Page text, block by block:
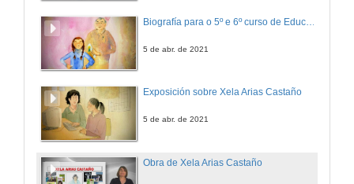
5 de abr. de 2021
Exposición sobre Xela Arias Castaño
5 de abr. de 2021
Obra de Xela Arias Castaño